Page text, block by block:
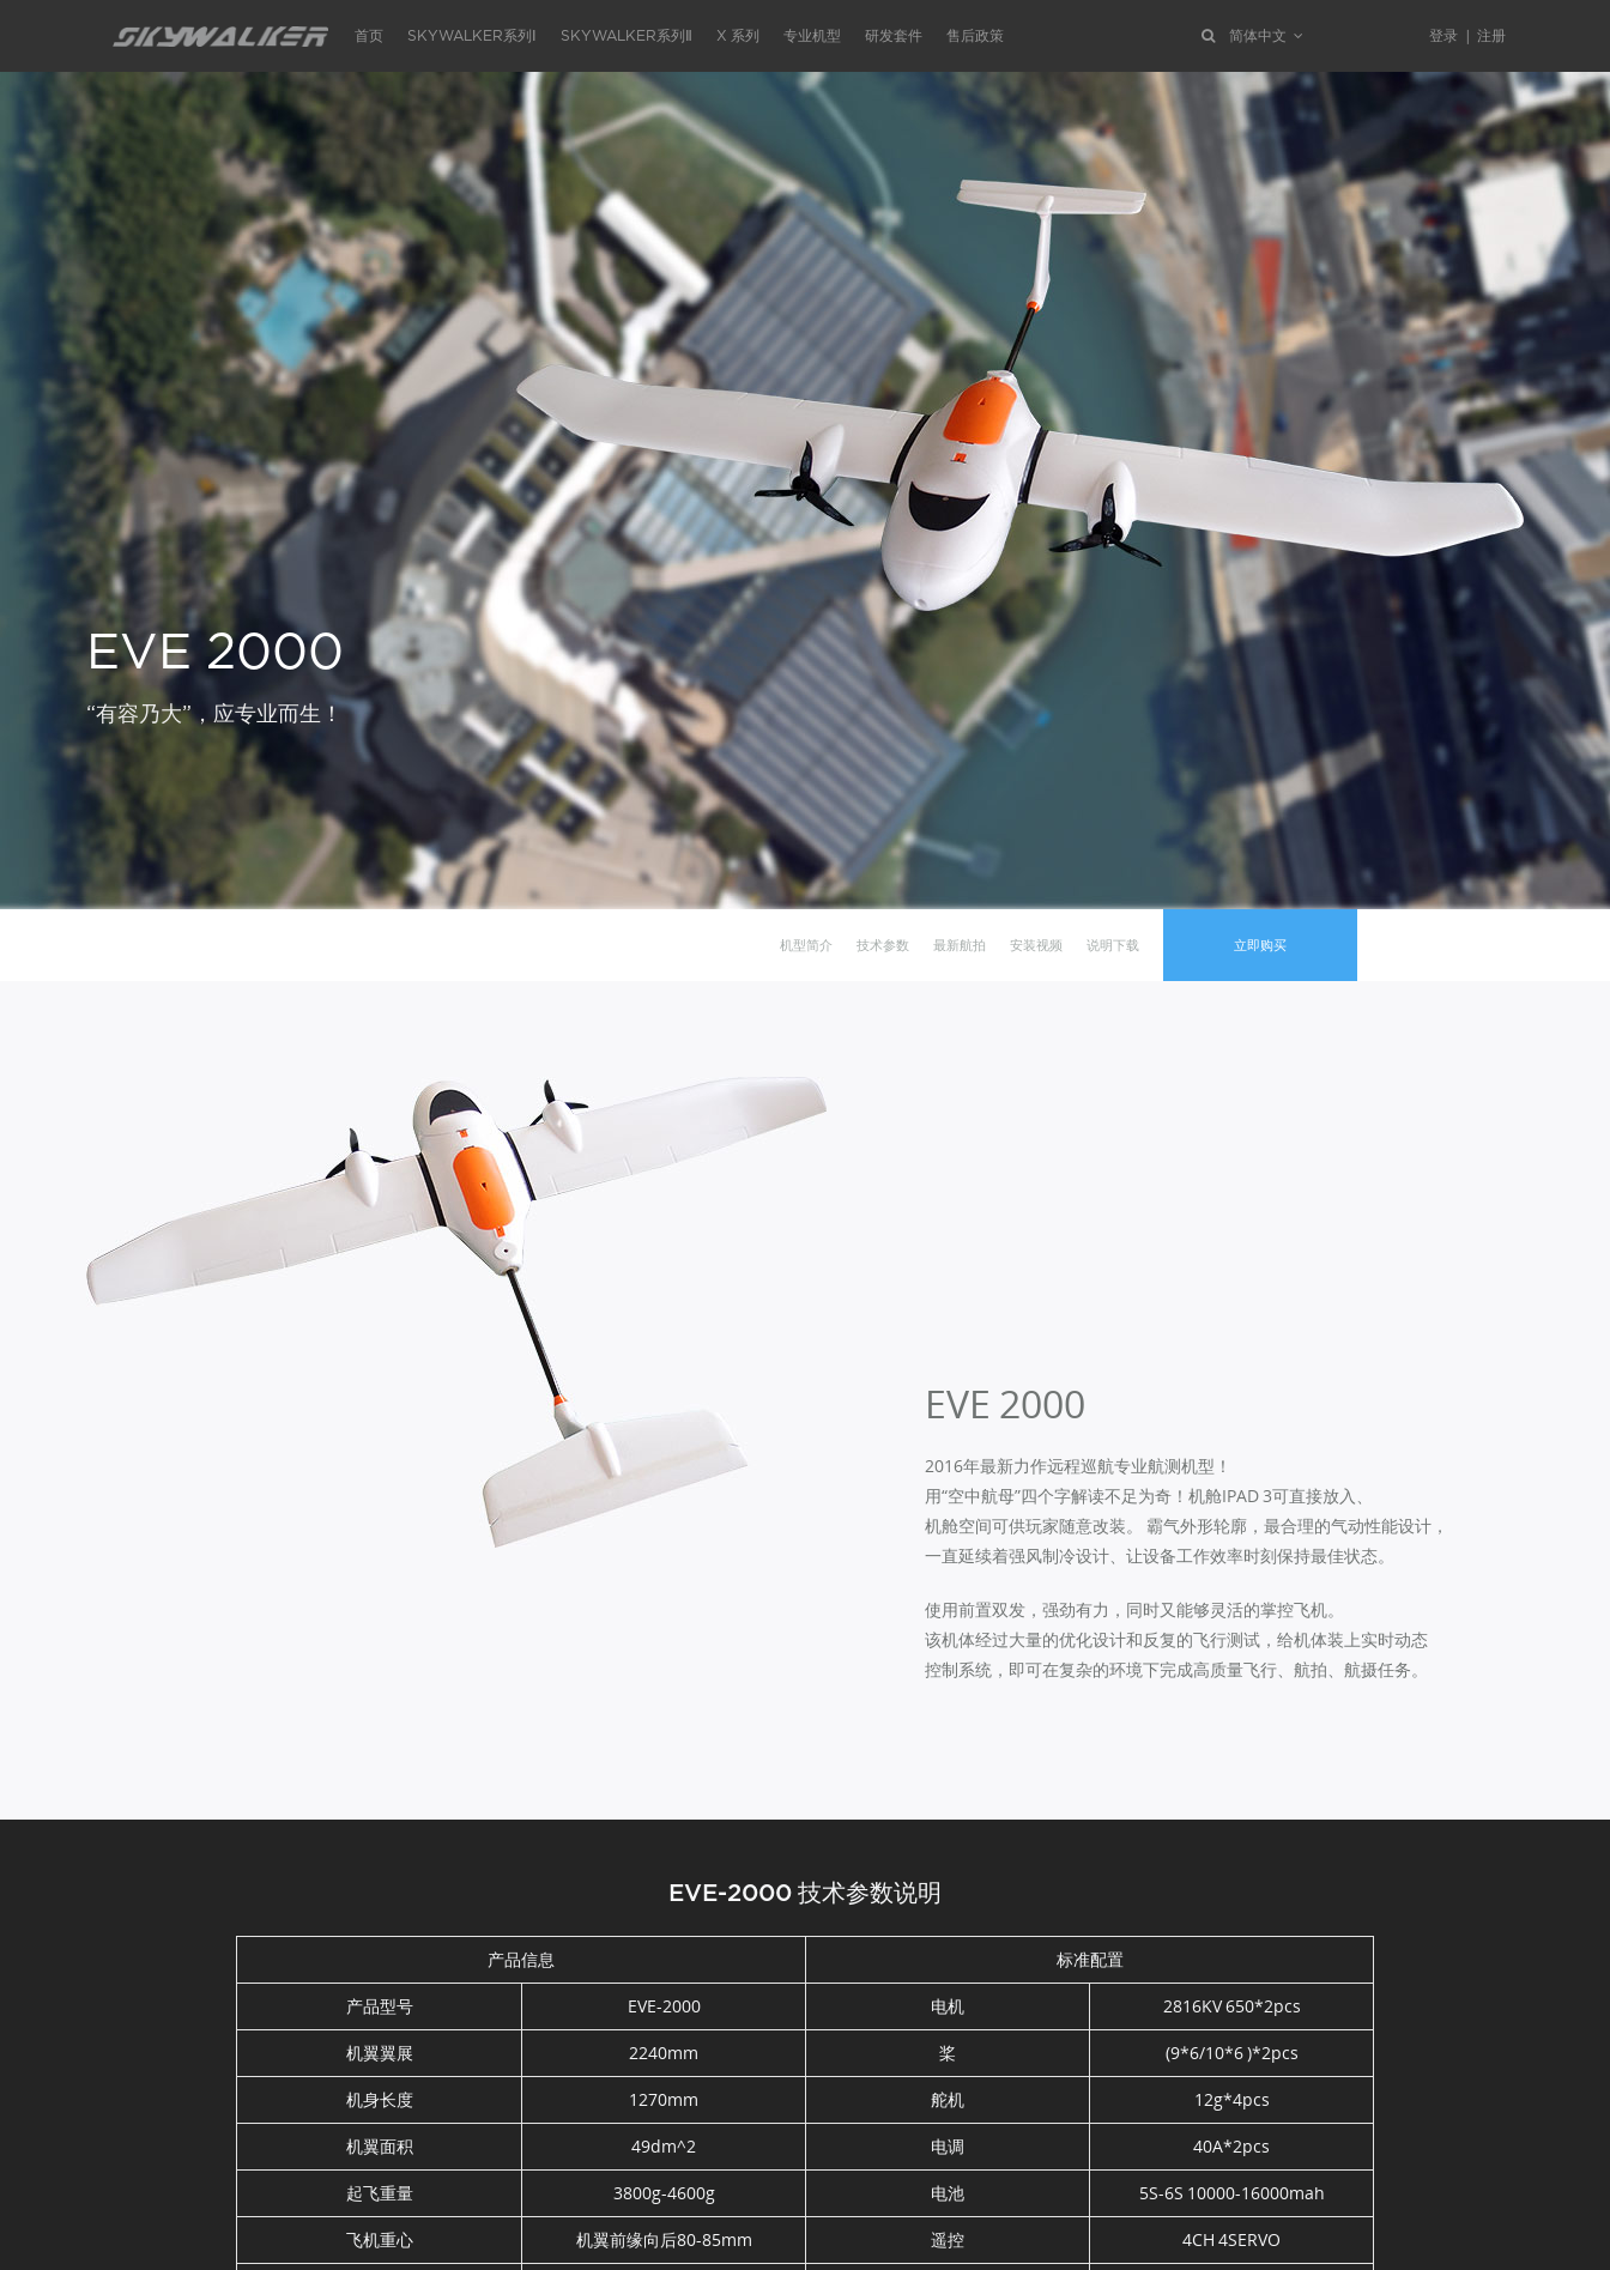
首页 SKYWALKER系列Ⅰ
2015款 SKYWALKER
机型简介
技术参数
最新航拍
安装视频
NEW SKYWALKER 1900 机型简介
技术参数
最新航拍
安装视频
NEW SKYWALKER 1720
机型简介
技术参数
最新航拍
安装视频
SKYWALKER 1680
机型简介
技术参数
最新航拍
安装视频
SKYWALKER系列Ⅱ
天狼星
机型简介
技术参数
最新航拍
安装视频
机型简介
技术参数
最新航拍
安装视频
MINI SKYWALKER
机型简介
技术参数
最新航拍
安装视频
X 系列
SKYWALKER X6
机型简介
技术参数
最新航拍
安装视频
SKYWALKER X5 机型简介
技术参数
最新航拍
安装视频
SKYWALKER X1
机型简介
技术参数
最新航拍
安装视频
FALCON
机型简介
技术参数
最新航拍
安装视频
专业机型
SKYWALKER V8
机型简介
技术参数
最新航拍
安装视频
SKYWALKER X8 机型简介
技术参数
最新航拍
安装视频
SKYWALKER X5 PRO
机型简介
技术参数
最新航拍
安装视频
WALL-E 2000
机型简介
技术参数
最新航拍
安装视频
EVE 2000
机型简介
技术参数
最新航拍
安装视频
研发套件 售后政策 简体中文 登录 | 注册
EVE 2000
“有容乃大”，应专业而生！
机型简介 技术参数 最新航拍 安装视频 说明下载 立即购买
EVE 2000
2016年最新力作远程巡航专业航测机型！
用“空中航母”四个字解读不足为奇！机舱IPAD 3可直接放入、
机舱空间可供玩家随意改装。 霸气外形轮廓，最合理的气动性能设计，
一直延续着强风制冷设计、让设备工作效率时刻保持最佳状态。
使用前置双发，强劲有力，同时又能够灵活的掌控飞机。
该机体经过大量的优化设计和反复的飞行测试，给机体装上实时动态
控制系统，即可在复杂的环境下完成高质量飞行、航拍、航摄任务。
EVE-2000 技术参数说明
产品信息 标准配置
产品型号 EVE-2000 电机 2816KV 650*2pcs
机翼翼展 2240mm 桨 (9*6/10*6 )*2pcs
机身长度 1270mm 舵机 12g*4pcs
机翼面积 49dm^2 电调 40A*2pcs
起飞重量 3800g-4600g 电池 5S-6S 10000-16000mah
飞机重心 机翼前缘向后80-85mm 遥控 4CH 4SERVO